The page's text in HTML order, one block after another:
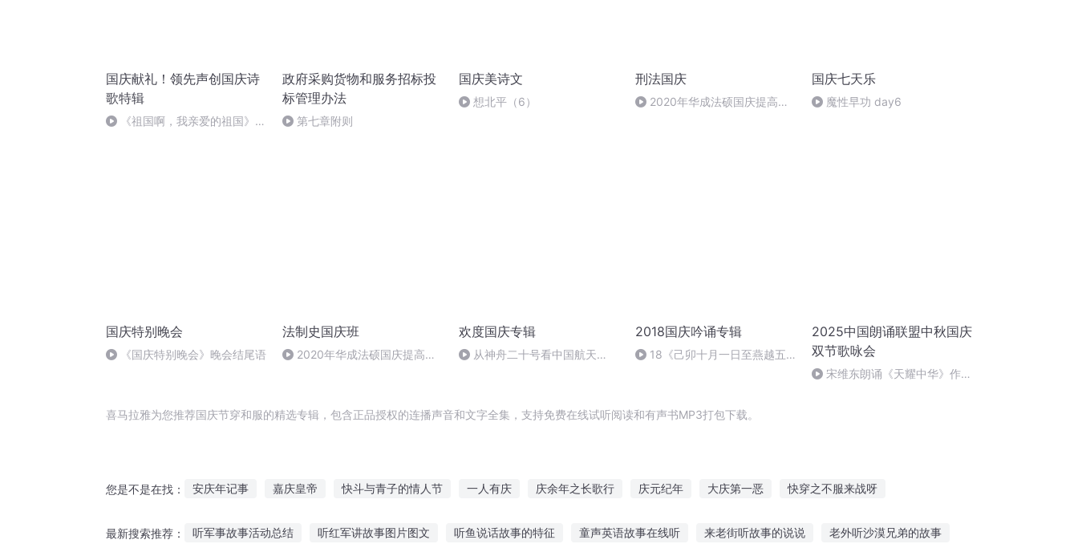
国庆献礼！领先声创国庆诗
歌特辑
《祖国啊，我亲爱的祖国》温
政府采购货物和服务招标投
标管理办法
第七章附则
国庆美诗文
想北平（6）
刑法国庆
2020年华成法硕国庆提高班
国庆七天乐
魔性早功 day6
国庆特别晚会
《国庆特别晚会》晚会结尾语
法制史国庆班
2020年华成法硕国庆提高班
欢度国庆专辑
从神舟二十号看中国航天
2018国庆吟诵专辑
18《己卯十月一日至燕越五
2025中国朗诵联盟中秋国庆
双节歌咏会
宋维东朗诵《天耀中华》作
喜马拉雅为您推荐国庆节穿和服的精选专辑，包含正品授权的连播声音和文字全集，支持免费在线试听阅读和有声书MP3打包下载。
您是不是在找： 安庆年记事 嘉庆皇帝 快斗与青子的情人节 一人有庆 庆余年之长歌行 庆元纪年 大庆第一恶 快穿之不服来战呀
最新搜索推荐： 听军事故事活动总结 听红军讲故事图片图文 听鱼说话故事的特征 童声英语故事在线听 来老街听故事的说说 老外听沙漠兄弟的故事